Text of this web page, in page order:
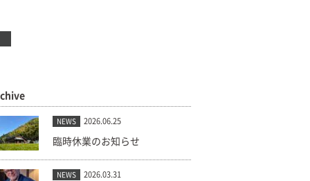
NEWS 2026.06.25
臨時休業のお知らせ
NEWS 2026.03.31